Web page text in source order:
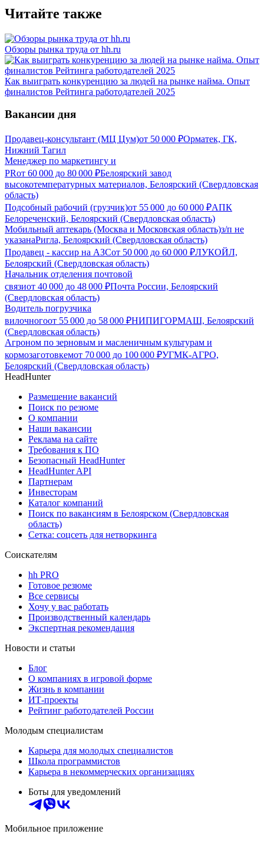
Читайте также
Обзоры рынка труда от hh.ru
Как выиграть конкуренцию за людей на рынке найма. Опыт
финалистов Рейтинга работодателей 2025
Вакансии дня
Продавец-консультант (МЦ Цум)от 50 000 ₽Орматек, ГК,
Нижний Тагил
Менеджер по маркетингу и
PRот 60 000 до 80 000 ₽Белоярский завод
высокотемпературных материалов, Белоярский (Свердловская
область)
Подсобный рабочий (грузчик)от 55 000 до 60 000 ₽АПК
Белореченский, Белоярский (Свердловская область)
Мобильный аптекарь (Москва и Московская область)з/п не
указанаРигла, Белоярский (Свердловская область)
Продавец - кассир на АЗСот 50 000 до 60 000 ₽ЛУКОЙЛ,
Белоярский (Свердловская область)
Начальник отделения почтовой
связиот 40 000 до 48 000 ₽Почта России, Белоярский
(Свердловская область)
Водитель погрузчика
вилочногоот 55 000 до 58 000 ₽НИПИГОРМАШ, Белоярский
(Свердловская область)
Агроном по зерновым и масленичным культурам и
кормозаготовкемот 70 000 до 100 000 ₽УГМК-АГРО,
Белоярский (Свердловская область)
HeadHunter
Размещение вакансий
Поиск по резюме
О компании
Наши вакансии
Реклама на сайте
Требования к ПО
Безопасный HeadHunter
HeadHunter API
Партнерам
Инвесторам
Каталог компаний
Поиск по вакансиям в Белоярском (Свердловская
область)
Сетка: соцсеть для нетворкинга
Соискателям
hh PRO
Готовое резюме
Все сервисы
Хочу у вас работать
Производственный календарь
Экспертная рекомендация
Новости и статьи
Блог
О компаниях в игровой форме
Жизнь в компании
ИТ-проекты
Рейтинг работодателей России
Молодым специалистам
Карьера для молодых специалистов
Школа программистов
Карьера в некоммерческих организациях
Боты для уведомлений
Мобильное приложение